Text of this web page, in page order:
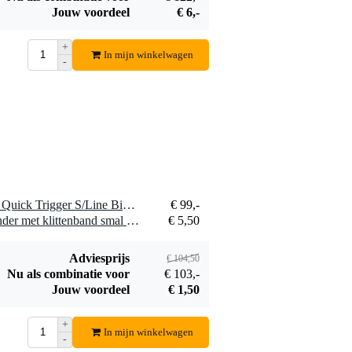
Terminator
€ 5,50
Bestel mee
Jouw voordeel
€ 6,-
+
-
In mijn winkelwagen
1 x Doughty T58532 Titan Quick Trigger S/Line Big Ben Clamp Euro
€ 99,-
1 x Innox Snap 27 kabelbinder met klittenband smal zwart (10 stuks)
€ 5,50
Adviesprijs € 104,50
Nu als combinatie voor
€ 103,-
Jouw voordeel
€ 1,50
+
-
In mijn winkelwagen